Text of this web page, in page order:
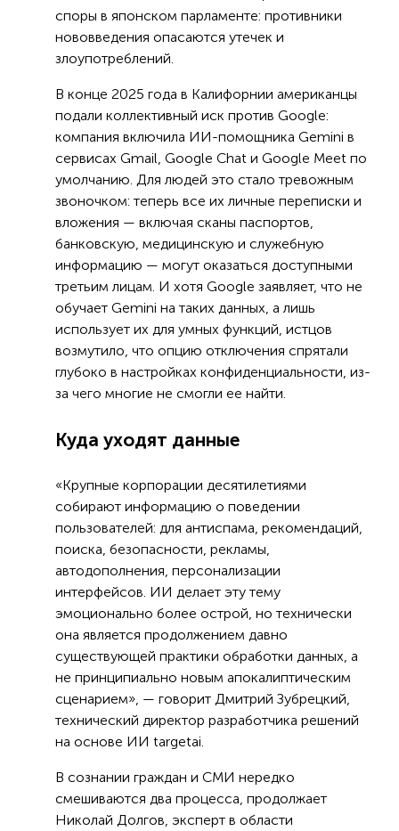
споры в японском парламенте: противники
нововведения опасаются утечек и
злоупотреблений.
В конце 2025 года в Калифорнии американцы
подали коллективный иск против Google:
компания включила ИИ-помощника Gemini в
сервисах Gmail, Google Chat и Google Meet по
умолчанию. Для людей это стало тревожным
звоночком: теперь все их личные переписки и
вложения — включая сканы паспортов,
банковскую, медицинскую и служебную
информацию — могут оказаться доступными
третьим лицам. И хотя Google заявляет, что не
обучает Gemini на таких данных, а лишь
использует их для умных функций, истцов
возмутило, что опцию отключения спрятали
глубоко в настройках конфиденциальности, из-
за чего многие не смогли ее найти.
Куда уходят данные
«Крупные корпорации десятилетиями
собирают информацию о поведении
пользователей: для антиспама, рекомендаций,
поиска, безопасности, рекламы,
автодополнения, персонализации
интерфейсов. ИИ делает эту тему
эмоционально более острой, но технически
она является продолжением давно
существующей практики обработки данных, а
не принципиально новым апокалиптическим
сценарием», — говорит Дмитрий Зубрецкий,
технический директор разработчика решений
на основе ИИ targetai.
В сознании граждан и СМИ нередко
смешиваются два процесса, продолжает
Николай Долгов, эксперт в области